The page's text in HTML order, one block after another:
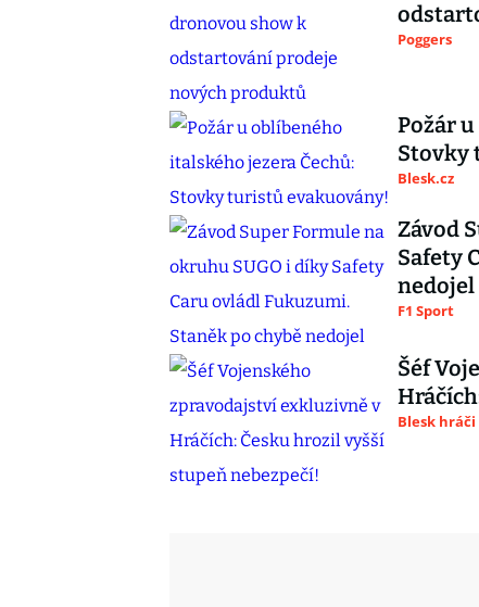
Poggers
Požár
Stovky
Blesk.cz
Závod
Safety
nedojel
F1 Sport
Šéf
Blesk hráči